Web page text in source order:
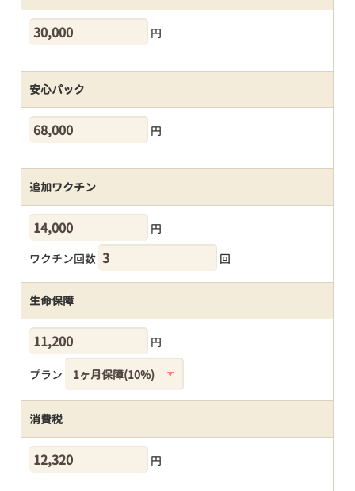
円
安心パック
円
追加ワクチン
円
ワクチン回数
回
生命保障
円
プラン
消費税
円